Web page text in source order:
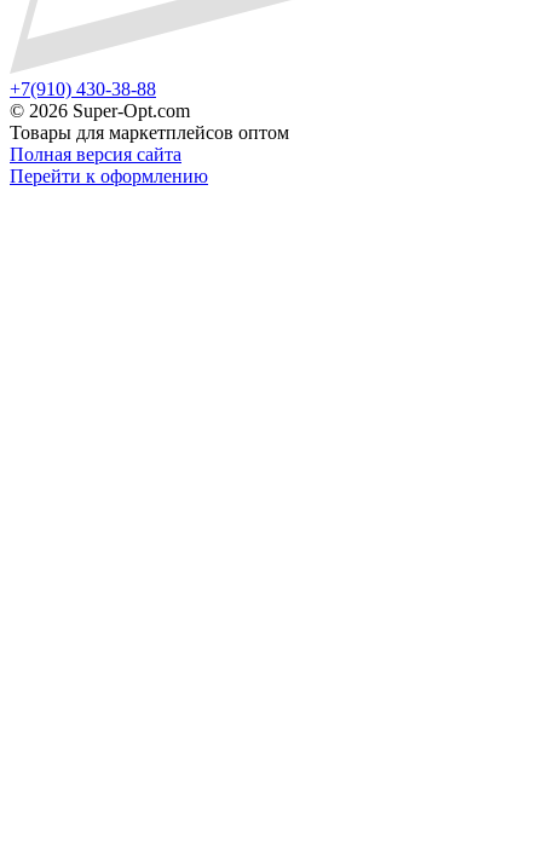
+7(910) 430-38-88
© 2026 Super-Opt.com
Товары для маркетплейсов оптом
Полная версия сайта
Перейти к оформлению